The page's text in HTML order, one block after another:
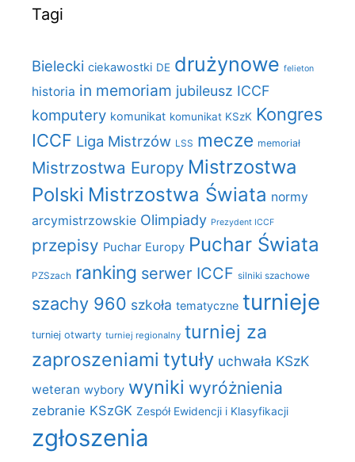
Tagi
Bielecki ciekawostki DE drużynowe felieton
historia in memoriam jubileusz ICCF
komputery komunikat komunikat KSzK Kongres
ICCF Liga Mistrzów LSS mecze memoriał
Mistrzostwa Europy Mistrzostwa
Polski Mistrzostwa Świata normy
arcymistrzowskie Olimpiady Prezydent ICCF
przepisy Puchar Europy Puchar Świata
PZSzach ranking serwer ICCF silniki szachowe
szachy 960 szkoła tematyczne turnieje
turniej otwarty turniej regionalny turniej za
zaproszeniami tytuły uchwała KSzK
weteran wybory wyniki wyróżnienia
zebranie KSzGK Zespół Ewidencji i Klasyfikacji
zgłoszenia